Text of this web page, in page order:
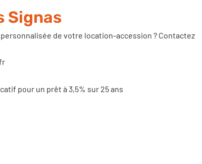
Signas
de votre location-accession ? Contactez
pour un prêt à 3,5% sur 25 ans